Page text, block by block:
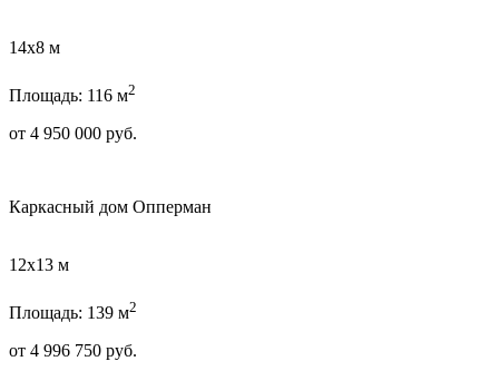
14х8 м
Площадь: 116 м2
от 4 950 000 руб.
Каркасный дом Опперман
12х13 м
Площадь: 139 м2
от 4 996 750 руб.